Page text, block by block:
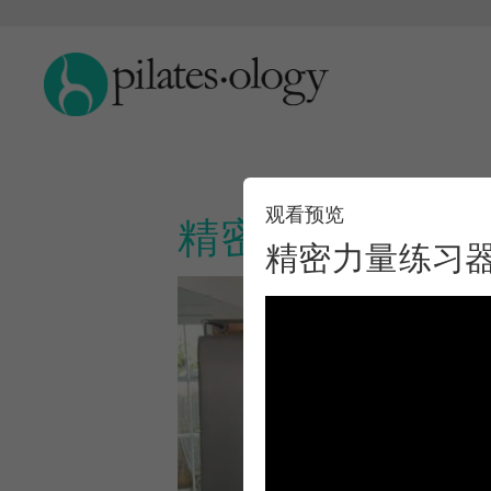
精密力量练习器
观看预览
精密力量练习